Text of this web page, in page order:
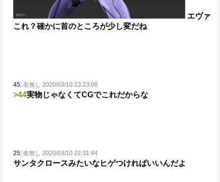
エヴァ
これ？確かに首のところが少し変だね
45: 名無し 2020/03/10 23:23:06
>44実物じゃなくてCGでこれだからな
25: 名無し 2020/03/10 22:31:44
サンタクロースみたいなヒゲつければいいんだよ